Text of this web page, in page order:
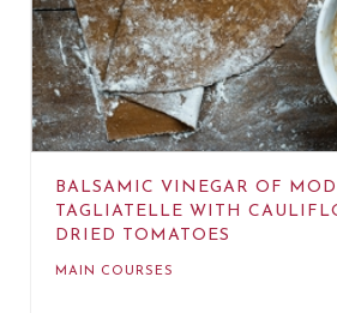
BALSAMIC VINEGAR OF
TAGLIATELLE WITH
DRIED TOMATOES
MAIN COURSES